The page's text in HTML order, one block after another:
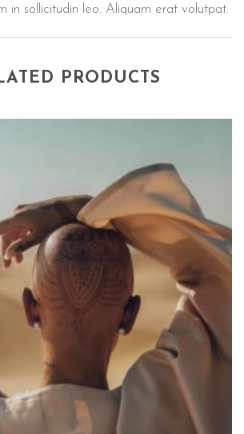
in sollicitudin leo. Aliquam erat volutpat.
PRODUCTS